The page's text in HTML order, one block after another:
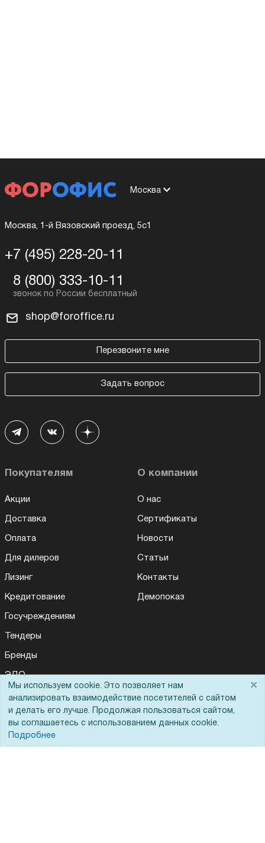
Москва
Москва, 1-й Вязовский проезд, 5с1
+7 (495) 228-20-11
8 (800) 333-10-11
shop@foroffice.ru
Перезвоните мне
Задать вопрос
Покупателям
Акции
Доставка
Оплата
Для дилеров
Лизинг
Кредитование
Госучреждениям
Тендеры
Бренды
ЭДО
О компании
О нас
Сертификаты
Новости
Статьи
Контакты
Демопоказ
Помощь
Вопрос-ответ
Мы используем cookie. Это позволяет нам
анализировать взаимодействие посетителей с сайтом
и делать его лучше. Продолжая пользоваться сайтом,
вы соглашаетесь с использованием данных cookie.
Подробнее
×